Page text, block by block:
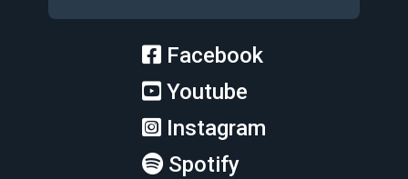
Facebook
Youtube
Instagram
Spotify